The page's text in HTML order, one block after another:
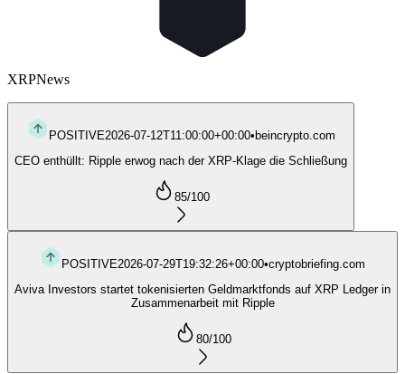
XRPNews
POSITIVE2026-07-12T11:00:00+00:00• beincrypto.com
CEO enthüllt: Ripple erwog nach der XRP-Klage die Schließung
85/100
POSITIVE2026-07-29T19:32:26+00:00•cryptobriefing.com
Aviva Investors startet tokenisierten Geldmarktfonds auf XRP Ledger in
Zusammenarbeit mit Ripple
80/100